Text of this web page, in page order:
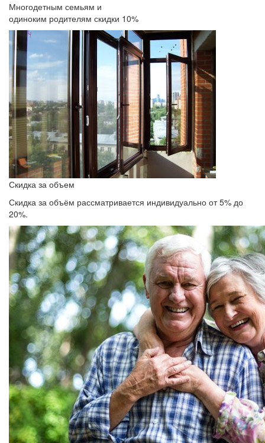
Многодетным семьям и
одиноким родителям скидки 10%
Скидка за объем
Скидка за объём рассматривается индивидуально от 5% до
20%.